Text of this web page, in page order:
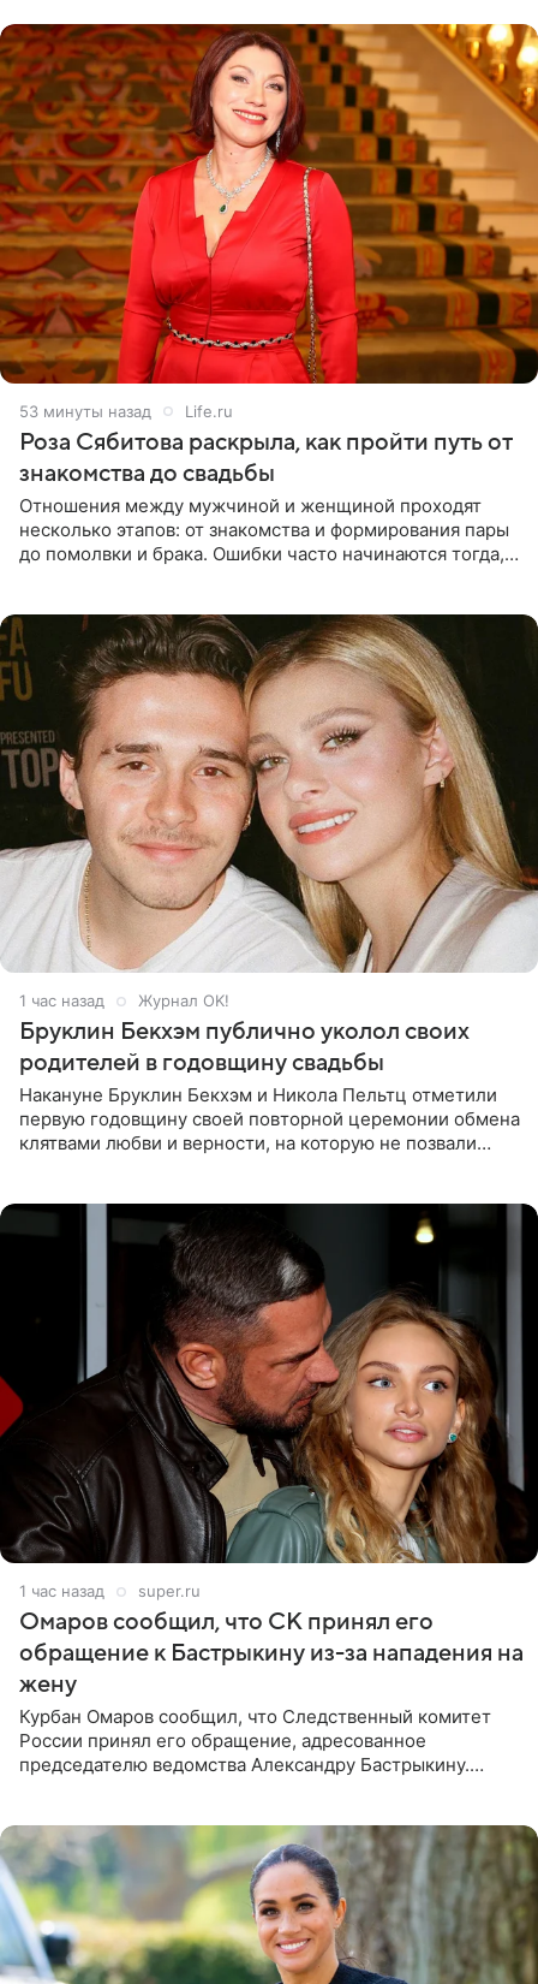
53 минуты назад Life.ru
Роза Сябитова раскрыла, как пройти путь от
знакомства до свадьбы
Отношения между мужчиной и женщиной проходят
несколько этапов: от знакомства и формирования пары
до помолвки и брака. Ошибки часто начинаются тогда,
1 час назад Журнал OK!
Бруклин Бекхэм публично уколол своих
родителей в годовщину свадьбы
Накануне Бруклин Бекхэм и Никола Пельтц отметили
первую годовщину своей повторной церемонии обмена
клятвами любви и верности, на которую не позвали
1 час назад super.ru
Омаров сообщил, что СК принял его
обращение к Бастрыкину из-за нападения на
жену
Курбан Омаров сообщил, что Следственный комитет
России принял его обращение, адресованное
председателю ведомства Александру Бастрыкину.